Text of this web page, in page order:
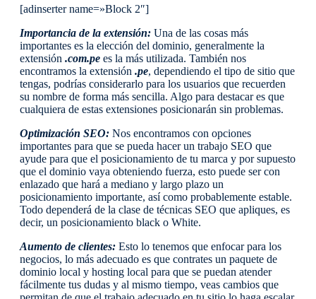
[adinserter name=»Block 2″]
Importancia de la extensión: Una de las cosas más
importantes es la elección del dominio, generalmente la
extensión .com.pe es la más utilizada. También nos
encontramos la extensión .pe, dependiendo el tipo de sitio que
tengas, podrías considerarlo para los usuarios que recuerden
su nombre de forma más sencilla. Algo para destacar es que
cualquiera de estas extensiones posicionarán sin problemas.
Optimización SEO: Nos encontramos con opciones
importantes para que se pueda hacer un trabajo SEO que
ayude para que el posicionamiento de tu marca y por supuesto
que el dominio vaya obteniendo fuerza, esto puede ser con
enlazado que hará a mediano y largo plazo un
posicionamiento importante, así como probablemente estable.
Todo dependerá de la clase de técnicas SEO que apliques, es
decir, un posicionamiento black o White.
Aumento de clientes: Esto lo tenemos que enfocar para los
negocios, lo más adecuado es que contrates un paquete de
dominio local y hosting local para que se puedan atender
fácilmente tus dudas y al mismo tiempo, veas cambios que